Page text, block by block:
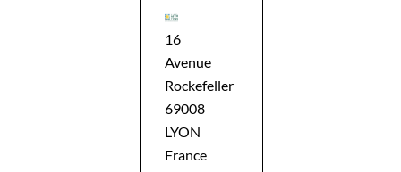
16
Avenue
Rockefeller
69008
LYON
France